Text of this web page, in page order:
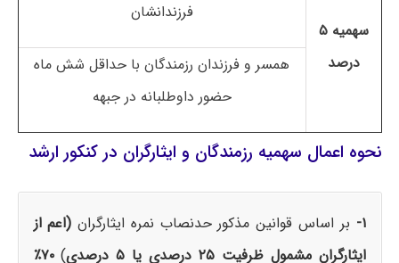
سهمیه ۵
درصد
فرزندانشان
همسر و فرزندان رزمندگان با حداقل شش ماه
حضور داوطلبانه در جبهه
نحوه اعمال سهمیه رزمندگان و ایثارگران در کنکور ارشد
۱- بر اساس قوانین مذکور حدنصاب نمره ایثارگران (اعم از
ایثارگران مشمول ظرفیت ۲۵ درصدی یا ۵ درصدی
)
۷۰٪